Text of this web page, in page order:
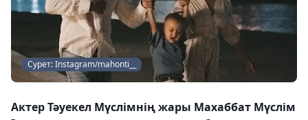
Сурет: Instagram/mahonti__
Актер Тәуекел Мүслімнің жары Махаббат Мүслім